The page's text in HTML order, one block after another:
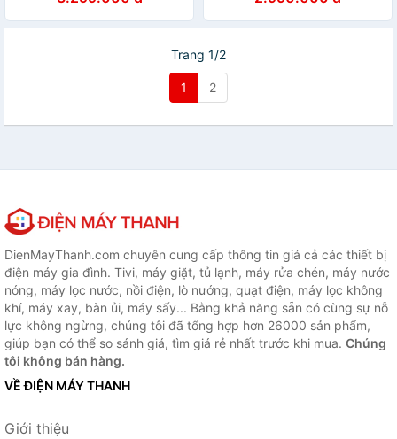
Trang 1/2
1 2
DienMayThanh.com chuyên cung cấp thông tin giá cả các thiết bị
điện máy gia đình. Tivi, máy giặt, tủ lạnh, máy rửa chén, máy nước
nóng, máy lọc nước, nồi điện, lò nướng, quạt điện, máy lọc không
khí, máy xay, bàn ủi, máy sấy... Bằng khả năng sẵn có cùng sự nỗ
lực không ngừng, chúng tôi đã tổng hợp hơn 26000 sản phẩm,
giúp bạn có thể so sánh giá, tìm giá rẻ nhất trước khi mua. Chúng
tôi không bán hàng.
VỀ ĐIỆN MÁY THANH
Giới thiệu